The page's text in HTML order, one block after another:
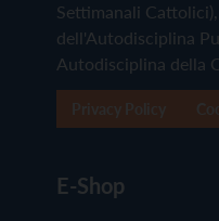
Settimanali
dell'Autodisciplina
Autodisciplina della
E-Shop